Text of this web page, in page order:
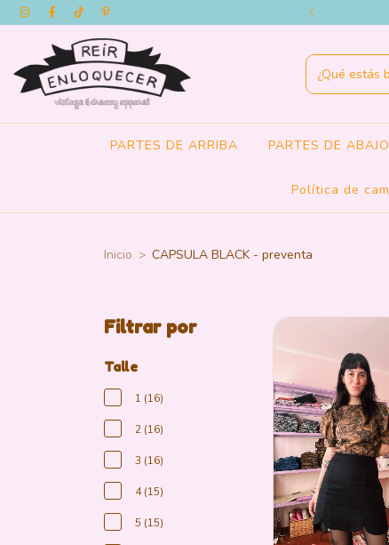
REIR! TEMPORADAS ANTERIORES
PARTES DE ARRIBA PARTES DE ABAJO
Política de
Inicio > CAPSULA BLACK - preventa
Filtrar por
Talle
1 (16)
2 (16)
3 (16)
4 (15)
5 (15)